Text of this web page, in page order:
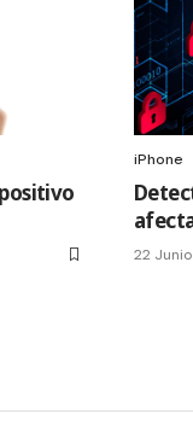
iPhone
22